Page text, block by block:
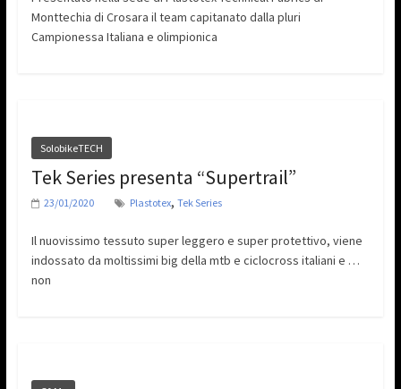
Monttechia di Crosara il team capitanato dalla pluri
Campionessa Italiana e olimpionica
SolobikeTECH
Tek Series presenta “Supertrail”
23/01/2020 Plastotex, Tek Series
Il nuovissimo tessuto super leggero e super protettivo, viene
indossato da moltissimi big della mtb e ciclocross italiani e …
non